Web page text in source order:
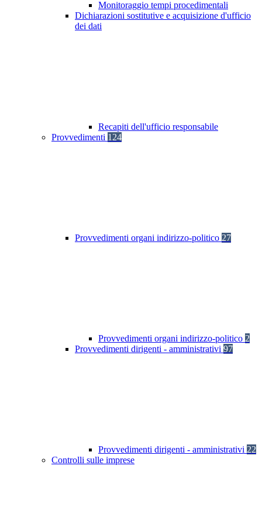
Monitoraggio tempi procedimentali
Dichiarazioni sostitutive e acquisizione d'ufficio
dei dati
Recapiti dell'ufficio responsabile
Provvedimenti 124
Provvedimenti organi indirizzo-politico 27
Provvedimenti organi indirizzo-politico 2
Provvedimenti dirigenti - amministrativi 97
Provvedimenti dirigenti - amministrativi 22
Controlli sulle imprese